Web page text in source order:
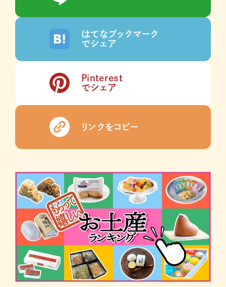
はてなブックマーク
でシェア
Pinterest
でシェア
リンクをコピー